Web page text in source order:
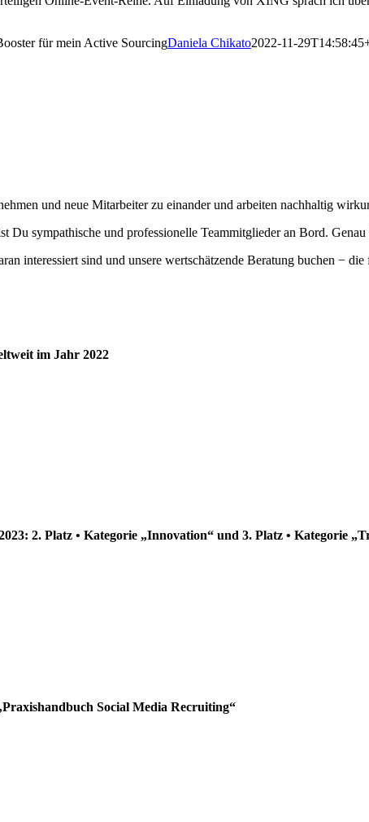
für mein Active SourcingDaniela Chikato2022-11-
und neue Mitarbeiter zu einander und arbeiten nachhaltig
Du sympathische und professionelle Teammitglieder an Bord.
interessiert sind und unsere wertschätzende Beratung buchen −
im Jahr 2022
2. Platz • Kategorie „Innovation“ und 3. Platz • Kategorie
Social Media Recruiting“